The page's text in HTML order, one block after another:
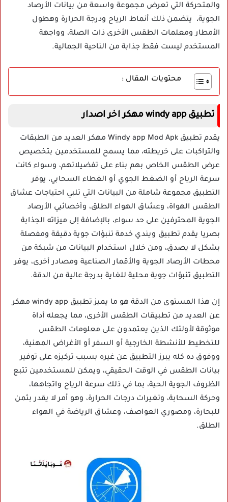
والمتحركة التي تعرض مجموعة واسعة من بيانات الأرصاد
الجوية، يتضمن ذلك أنماط الرياح ودرجة الحرارة وهطول
الأمطار ومعلمات الطقس الأخرى ذات الصلة، وواجهة
المستخدم ليست فقط جذابة من الناحية الجمالية.
محتويات المقال :
تطبيق windy app مهكر اخر اصدار
يقدم تطبيق Windy app Mod Apk مهكر العديد من الطبقات
والتراكبات على خريطته، مما يسمح للمستخدمين بتخصيص
عرض الطقس الخاص بهم بناء على تفضيلاتهم، وسواء كانت
سرعة الرياح أو الضغط الجوي أو الغطاء السحابي، يوفر
التطبيق مجموعة شاملة من البيانات التي تلبي احتياجات عشاق
الطقس الهواة، وعشاق الهواء الطلق، وأخصائيي الأرصاد
الجوية المحترفين على حد سواء، بالإضافة إلى ميزاته الجذابة
بصريا يقدم تطبيق ويندي خدمة تنبؤات جوية دقيقة ومفصلة
بشكل لا يصدق، ومن خلال استخدام البيانات من شبكة من
محطات الأرصاد الجوية والأقمار الصناعية ومصادر أخرى، يوفر
التطبيق تنبؤات جوية محلية للغاية بدرجة عالية من الدقة.
إن هذا المستوى من الدقة هو ما يميز تطبيق windy app مهكر
عن العديد من تطبيقات الطقس الأخرى، مما يجعله أداة
موثوقة لأولئك الذين يعتمدون على معلومات الطقس
للتخطيط للأنشطة الخارجية أو السفر أو الأغراض المهنية،
ووفوق ده كله يبرز التطبيق عن غيره بسبب تركيزه على توفير
بيانات الطقس في الوقت الحقيقي، ويمكن للمستخدمين تتبع
الظروف الجوية الحية، بما في ذلك سرعة الرياح واتجاهها،
وحركة السحابة، وتغيرات درجات الحرارة، وهو أمر لا يقدر بثمن
للبحارة، ومصوري العواصف، وعشاق الرياضة في الهواء
الطلق.